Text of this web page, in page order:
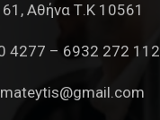
Αθήνα Τ.Κ 10561
4277 – 6932 272 112